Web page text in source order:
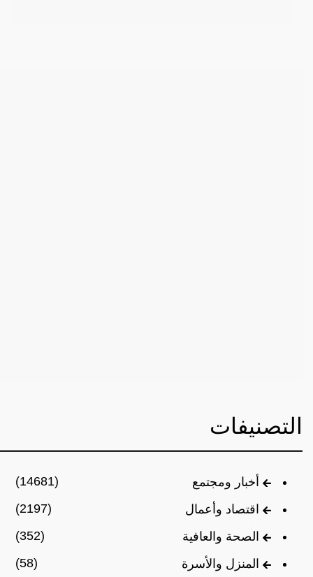
التصنيفات
أخبار ومجتمع
(14681)
اقتصاد وأعمال
(2197)
الصحة والعافية
(352)
المنزل والأسرة
(58)